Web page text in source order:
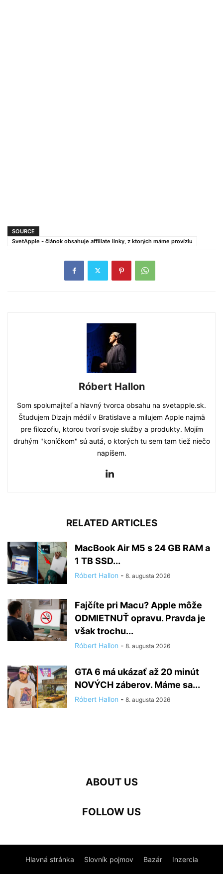
SOURCE
SvetApple - článok obsahuje affiliate linky, z ktorých máme províziu
Róbert Hallon
Som spolumajiteľ a hlavný tvorca obsahu na svetapple.sk.
Študujem Dizajn médií v Bratislave a milujem Apple najmä
pre filozofiu, ktorou tvorí svoje služby a produkty. Mojím
druhým "koníčkom" sú autá, o ktorých tu sem tam tiež niečo
napíšem.
RELATED ARTICLES
MacBook Air M5 s 24 GB RAM a
1 TB SSD...
Róbert Hallon - 8. augusta 2026
Fajčíte pri Macu? Apple môže
ODMIETNUŤ opravu. Pravda je
však trochu...
Róbert Hallon - 8. augusta 2026
GTA 6 má ukázať až 20 minút
NOVÝCH záberov. Máme sa...
Róbert Hallon - 8. augusta 2026
ABOUT US
FOLLOW US
Hlavná stránka Slovník pojmov Bazár Inzercia